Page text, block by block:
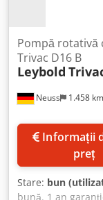
Neuss 1.458 km
Pompă rotativă
Trivac D16 B
Leybold
preț
Stare: bun
bună. 1 an